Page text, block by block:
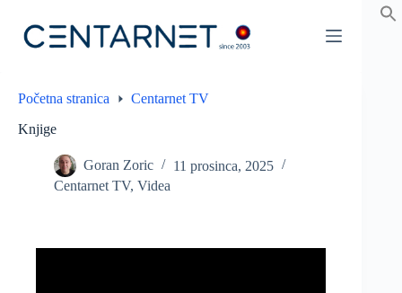
sadržaj
Početna stranica
Centarnet TV
Knjige
Goran Zoric
11 prosinca, 2025
Centarnet TV, Videa